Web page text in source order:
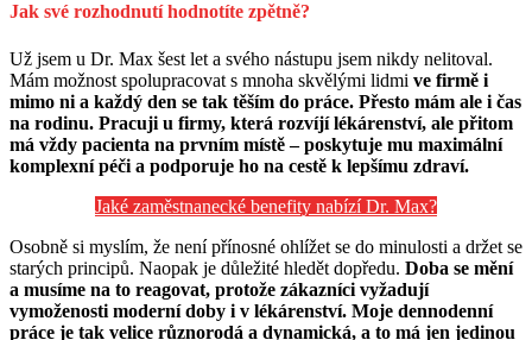
Jak své rozhodnutí hodnotíte zpětně?
Už jsem u Dr. Max šest let a svého nástupu jsem nikdy nelitoval.
Mám možnost spolupracovat s mnoha skvělými lidmi ve firmě i
mimo ni a každý den se tak těším do práce. Přesto mám ale i čas
na rodinu. Pracuji u firmy, která rozvíjí lékárenství, ale přitom
má vždy pacienta na prvním místě – poskytuje mu maximální
komplexní péči a podporuje ho na cestě k lepšímu zdraví.
Jaké zaměstnanecké benefity nabízí Dr. Max?
Osobně si myslím, že není přínosné ohlížet se do minulosti a držet se
starých principů. Naopak je důležité hledět dopředu. Doba se mění
a musíme na to reagovat, protože zákazníci vyžadují
vymoženosti moderní doby i v lékárenství. Moje dennodenní
práce je tak velice různorodá a dynamická, a to má jen jedinou